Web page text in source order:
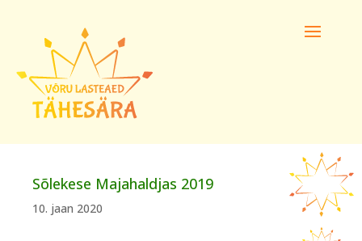
Sõlekese Majahaldjas 2019
10. jaan 2020